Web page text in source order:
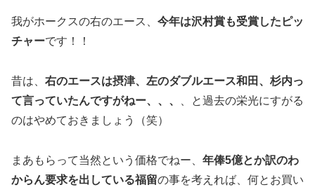
我がホークスの右のエース、 今年は沢村賞も受賞したピッ
チャーです！！
昔は、 右のエースは摂津、左のダブルエース和田、杉内っ
て言っていたんですがねー、、、
、と過去の栄光にすがる
のはやめておきましょう（笑）
まあもらって当然という価格でねー、 年俸5億とか訳のわ
からん要求を出している福留の事を考えれば、何とお買い